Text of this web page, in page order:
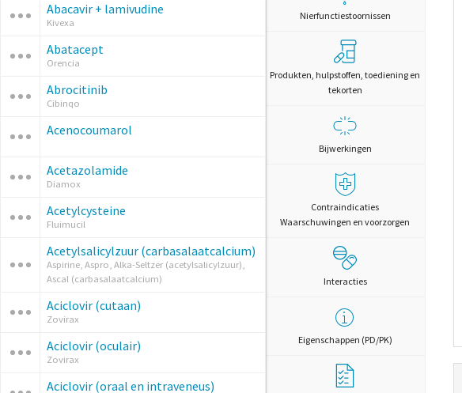
Abacavir + lamivudine
Kivexa
Abatacept
Orencia
Abrocitinib
Cibinqo
Acenocoumarol
Acetazolamide
Diamox
Acetylcysteine
Fluimucil
Acetylsalicylzuur (carbasalaatcalcium)
Aspirine, Aspro, Alka-Seltzer (acetylsalicylzuur),
Ascal (carbasalaatcalcium)
Aciclovir (cutaan)
Zovirax
Aciclovir (oculair)
Zovirax
Aciclovir (oraal en intraveneus)
Nierfunctiestoornissen
Produkten, hulpstoffen, toediening en
tekorten
Bijwerkingen
Contraindicaties
Waarschuwingen en voorzorgen
Interacties
Eigenschappen (PD/PK)